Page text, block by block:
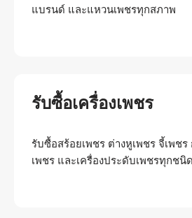
แบรนด์ และแหวนเพชรทุกสภาพ
รับซื้อเครื่องเพชร
รับซื้อสร้อยเพชร ต่างหูเพชร จี้เพชร
เพชร และเครื่องประดับเพชรทุกชนิด